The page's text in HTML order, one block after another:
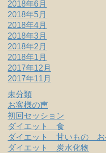
2018年6月
2018年5月
2018年4月
2018年3月
2018年2月
2018年1月
2017年12月
2017年11月
未分類
お客様の声
初回セッション
ダイエット 食
ダイエット 甘いもの お
ダイエット 炭水化物